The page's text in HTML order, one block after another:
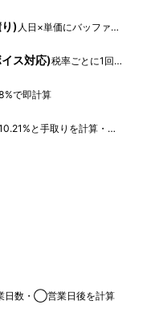
) 人日×単価にバッファ・諸経費を乗せて見積額を算出
ス対応) 税率ごとに1回の端数処理で消費税を検算
で即計算
報酬の源泉税10.21%と手取りを計算・逆算
日数・◯営業日後を計算